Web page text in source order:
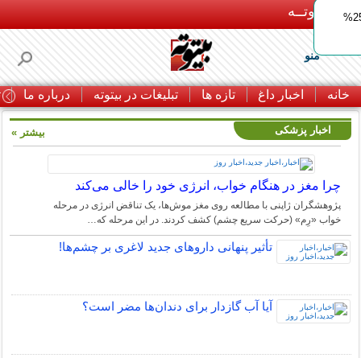
بـیتوتــه
منو
خانه اخبار داغ تازه ها تبلیغات در بیتوته درباره ما
ایمپلنت اقساطی با ضمانت مادام‌العمر+ 25%
اخبار پزشکی
چرا مغز در هنگام خواب، انرژی خود را خالی می‌کند
پژوهشگران ژاپنی با مطالعه روی مغز موش‌ها، یک تناقض انرژی در مرحله
خواب «رِم» (حرکت سریع چشم) کشف کردند. در این مرحله که…
تأثیر پنهانی داروهای جدید لاغری بر چشم‌ها!
آیا آب گازدار برای دندان‌ها مضر است؟
بیشتر »